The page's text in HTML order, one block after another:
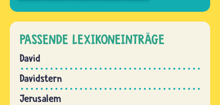
PASSENDE LEXIKONEINTRÄGE
David
Davidstern
Jerusalem